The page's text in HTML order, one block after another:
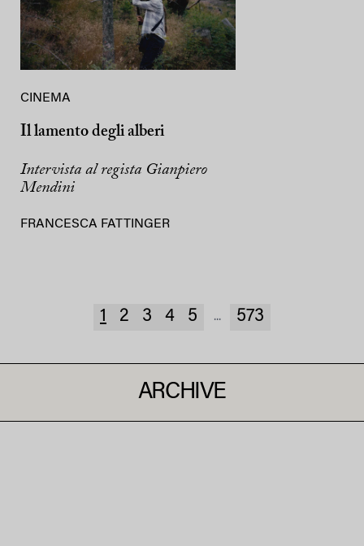
CINEMA
Il lamento degli alberi
Intervista al regista Gianpiero
Mendini
FRANCESCA FATTINGER
1 2 3 4 5 ... 573
ARCHIVE